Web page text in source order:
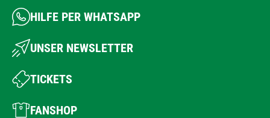
HILFE PER WHATSAPP
UNSER NEWSLETTER
TICKETS
FANSHOP